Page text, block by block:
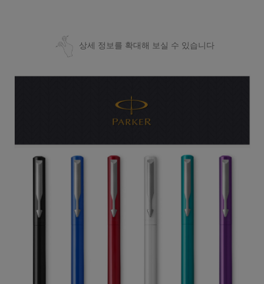
상세 정보를 확대해 보실 수 있습니다